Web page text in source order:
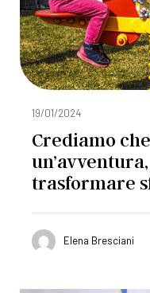
19/01/2024
Crediamo
trasformare
Elena Bresciani